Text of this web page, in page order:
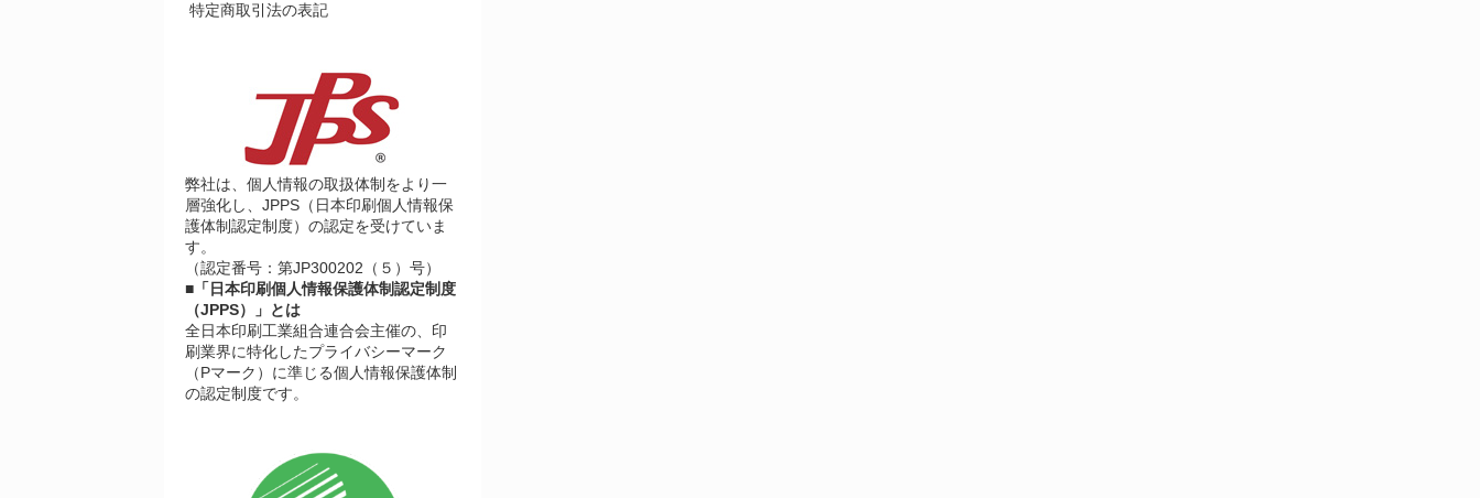
特定商取引法の表記
弊社は、個人情報の取扱体制をより一
層強化し、JPPS（日本印刷個人情報保
護体制認定制度）の認定を受けていま
す。
（認定番号：第JP300202（５）号）
■「日本印刷個人情報保護体制認定制度
（JPPS）」とは
全日本印刷工業組合連合会主催の、印
刷業界に特化したプライバシーマーク
（Pマーク）に準じる個人情報保護体制
の認定制度です。